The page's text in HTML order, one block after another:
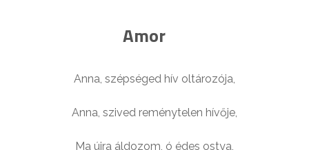
Amor
Anna, szépséged hív oltározója,
Anna, szived reménytelen hívője,
Ma újra áldozom, ó édes ostya,